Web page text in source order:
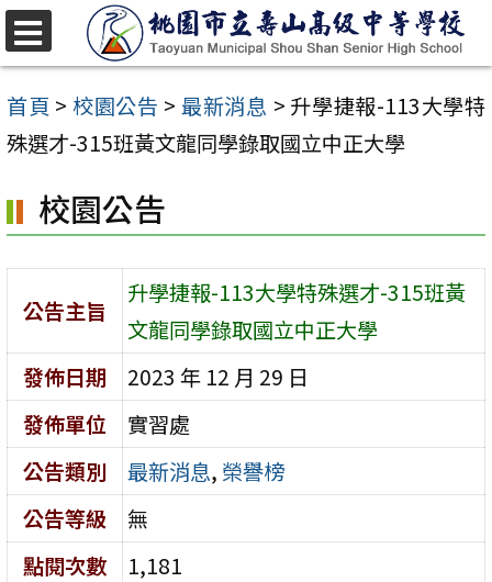
跳
至
主
要
容
區
首頁 > 校園公告 >最新消息 > 升學捷報-113大學特
殊選才-315班黃文龍同學錄取國立中正大學
校園公告
公告主旨
升學捷報-113大學特殊選才-315班黃
文龍同學錄取國立中正大學
發佈日期
2023 年 12 月 29 日
發佈單位
實習處
公告類別
最新消息, 榮譽榜
公告等級
無
點閱次數
1,181
選
單